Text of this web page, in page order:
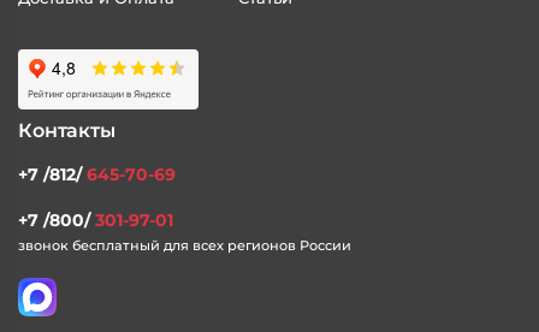
Контакты
+7 /812/645-70-69
+7 /800/301-97-01
звонок бесплатный для всех регионов России